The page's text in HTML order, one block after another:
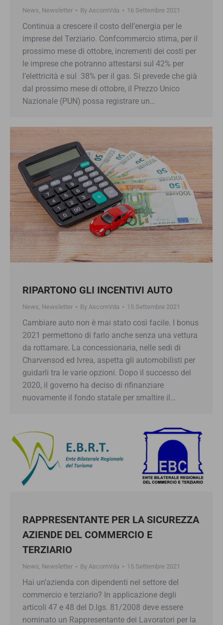
News Newsletter By AscomVda 16 Settembre 2021
Continua a crescere il costo dell’energia per le
imprese del Terziario. Confcommercio stima, per il
prossimo mese di ottobre, incrementi dei costi per
le imprese che potranno attestarsi sul 42% per
l’elettricità e sul 38% per il gas. Si prevede che già
dal prossimo mese di ottobre, il Prezzo Unico
Nazionale (PUN) possa registrare un…
RIPARTONO GLI INCENTIVI AUTO
News Newsletter By AscomVda 15 Settembre 2021
Cambiare auto non è mai stato così facile. I bonus
2021 permettono di farlo anche senza una vettura
da rottamare. La concessionaria, nelle sedi di
Charvensod ed Ivrea, aspetta gli automobilisti per
guidarli tra le varie opzioni. Dopo il successo del
2020, il governo ha deciso di rifinanziare
nuovamente il fondo statale per smaltire il…
RAPPRESENTANTE PER LA SICUREZZA
AZIENDE DEL COMMERCIO E
TERZIARIO
News Newsletter By AscomVda 15 Settembre 2021
Hai un’azienda con dipendenti nel settore del
commercio e terziario? In applicazione degli
articoli 47 e 48 del D.lgs. 81/2008 deve essere
nominato un Rappresentante dei Lavoratori per la